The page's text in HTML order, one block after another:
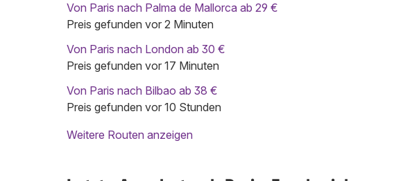
Von Paris nach Palma de Mallorca ab 29 €
Preis gefunden vor 2 Minuten
Von Paris nach London ab 30 €
Preis gefunden vor 17 Minuten
Von Paris nach Bilbao ab 38 €
Preis gefunden vor 10 Stunden
Weitere Routen anzeigen